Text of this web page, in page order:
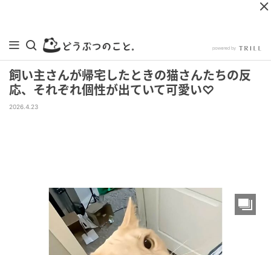
飼い主さんが帰宅したときの猫さんたちの反
応、それぞれ個性が出ていて可愛い♡
2026.4.23